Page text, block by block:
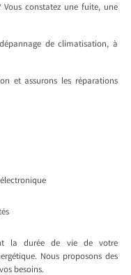
constatez une fuite, une
de climatisation, à
et assurons les réparations
la durée de vie de votre
Nous proposons des
besoins.